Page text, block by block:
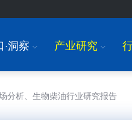
·洞察 I 产业研究 I
分析、生物柴油行业研究报告